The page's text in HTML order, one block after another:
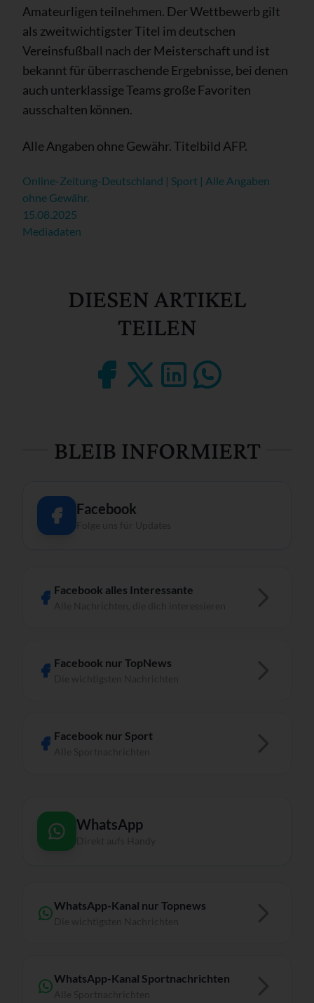
Amateurligen teilnehmen. Der Wettbewerb gilt
als zweitwichtigster Titel im deutschen
Vereinsfußball nach der Meisterschaft und ist
bekannt für überraschende Ergebnisse, bei denen
auch unterklassige Teams große Favoriten
ausschalten können.
Alle Angaben ohne Gewähr. Titelbild AFP.
Online-Zeitung-Deutschland | Sport | Alle Angaben
ohne Gewähr.
15.08.2025
Mediadaten
DIESEN ARTIKEL
TEILEN
BLEIB INFORMIERT
Facebook
Facebook alles Interessante
Facebook nur TopNews
Facebook nur Sport
WhatsApp
WhatsApp-Kanal nur Topnews
WhatsApp-Kanal Sportnachrichten